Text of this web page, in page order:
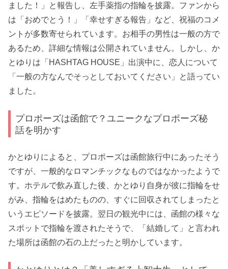
ました！」と報告し、左手薬指の指輪を披露。ファンから
は「おめでとう！」「幸せすぎる報告」など、祝福のコメ
ントが多数寄せられています。お相手の男性は一般の方で
あるため、詳細な情報は公開されていません。しかし、か
とゆりは「HASHTAG HOUSE」出演中に、恋人について
「一般の方なんでそっとしておいてください」と語ってい
ました。
プロポーズは函館で？ユニークなプロポーズ秘
話を明かす
かとゆりによると、プロポーズは函館旅行中にあったそう
ですが、一般的なロマンチックなものではなかったようで
す。ホテルで飲み直した後、かとゆり自身が彼に指輪をせ
がみ、指輪をはめたものの、すぐに回収されてしまったと
いうエピソードを披露。翌日の観光中には、函館の様々な
スポットで指輪を渡されたそうで、「結婚して」と言われ
た場所は函館の石の上だったと明かしています。